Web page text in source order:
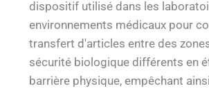
dispositif utilisé dans les
environnements médicaux pour
transfert d'articles entre des
sécurité biologique différents en
barrière physique, empêchant